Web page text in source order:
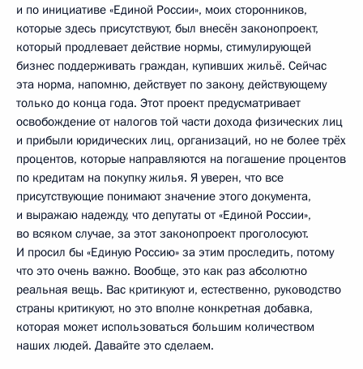
и по инициативе «Единой России», моих сторонников,
которые здесь присутствуют, был внесён законопроект,
который продлевает действие нормы, стимулирующей
бизнес поддерживать граждан, купивших жильё. Сейчас
эта норма, напомню, действует по закону, действующему
только до конца года. Этот проект предусматривает
освобождение от налогов той части дохода физических лиц
и прибыли юридических лиц, организаций, но не более трёх
процентов, которые направляются на погашение процентов
по кредитам на покупку жилья. Я уверен, что все
присутствующие понимают значение этого документа,
и выражаю надежду, что депутаты от «Единой России»,
во всяком случае, за этот законопроект проголосуют.
И просил бы «Единую Россию» за этим проследить, потому
что это очень важно. Вообще, это как раз абсолютно
реальная вещь. Вас критикуют и, естественно, руководство
страны критикуют, но это вполне конкретная добавка,
которая может использоваться большим количеством
наших людей. Давайте это сделаем.